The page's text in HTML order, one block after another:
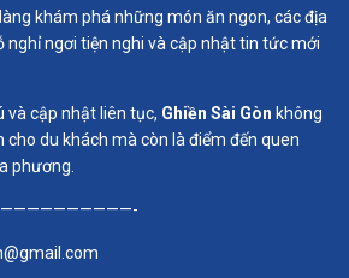
khám phá những món ăn ngon, các địa
nghỉ ngơi tiện nghi và cập nhật tin tức mới
và cập nhật liên tục, Ghiền Sài Gòn không
cho du khách mà còn là điểm đến quen
phương.